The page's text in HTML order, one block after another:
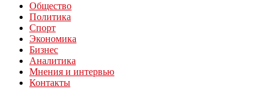
Общество
Политика
Спорт
Экономика
Бизнес
Аналитика
Мнения и интервью
Контакты